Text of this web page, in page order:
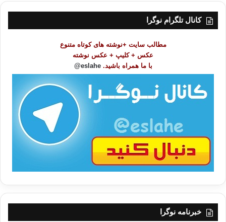
کانال تلگرام نوگرا
مطالب سایت +نوشته های کوتاه متنوع
عکس + کلیپ + عکس نوشته
با ما همراه باشید. eslahe@
خبرنامه نوگرا